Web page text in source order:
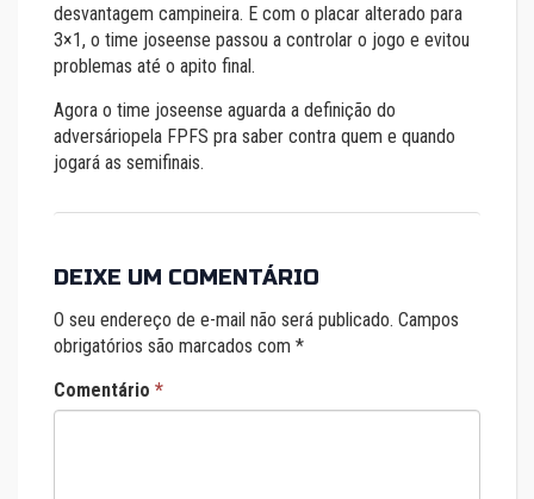
desvantagem campineira. E com o placar alterado para
3×1, o time joseense passou a controlar o jogo e evitou
problemas até o apito final.
Agora o time joseense aguarda a definição do
adversáriopela FPFS pra saber contra quem e quando
jogará as semifinais.
DEIXE UM COMENTÁRIO
O seu endereço de e-mail não será publicado. Campos
obrigatórios são marcados com *
Comentário *